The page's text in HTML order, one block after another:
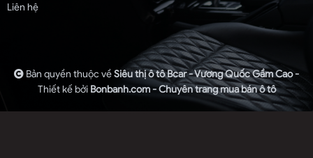
Liên hệ
Bản quyền thuộc vềSiêu thị ô tô Bcar - Vương Quốc Gầm Cao -
Thiết kế bởi Bonbanh.com - Chuyên trang mua bán ô tô